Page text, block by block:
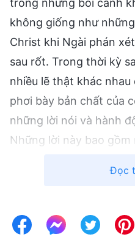
không giống như
Christ khi Ngài phán
sau rốt. Trong thời kỳ
nhiều lẽ thật khác
phơi bày bản chất của
những lời nói và hành
Những lời này bao gồm
người nên vâng lời Đức
sao, con người phải
thường, cũng như sự
Đọc